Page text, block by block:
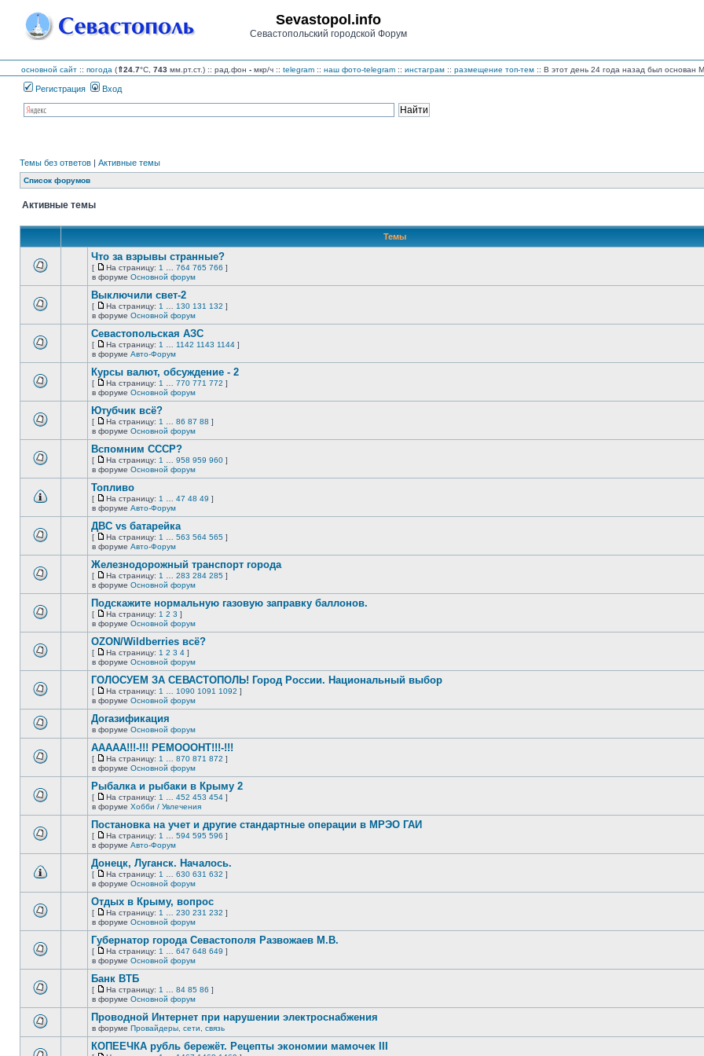
Sevastopol.info
Севастопольский городской Форум
основной сайт :: погода (⇑24.7°C, 743 мм.рт.ст.) :: рад.фон - мкр/ч :: telegram :: наш фото-telegram :: инстаграм :: размещение топ-тем :: В этот день 24 года назад был основан
Регистрация Вход
Темы без ответов | Активные темы
Список форумов
Активные темы
Темы
этой
непрочитанных
сообщений.
Что за взрывы странные?
[
На
страницу
На страницу: 1 764 765 766 ]
в форуме Основной форум
этой
непрочитанных
сообщений.
Выключили свет-2
[
На
страницу
На страницу: 1 130 131 132 ]
в форуме Основной форум
этой
непрочитанных
сообщений.
Севастопольская АЗС
[
На
страницу
На страницу: 1 1142 1143 1144 ]
в форуме Авто-Форум
этой
непрочитанных
сообщений.
Курсы валют, обсуждение - 2
[
На
страницу
На страницу: 1 770 771 772 ]
в форуме Основной форум
этой
непрочитанных
сообщений.
Ютубчик всё?
[
На
страницу
На страницу: 1 86 87 88 ]
в форуме Основной форум
этой
непрочитанных
сообщений.
Вспомним СССР?
[
На
страницу
На страницу: 1 958 959 960 ]
в форуме Основной форум
этой
непрочитанных
сообщений.
Топливо
[
На
страницу
На страницу: 1 47 48 49 ]
в форуме Авто-Форум
этой
непрочитанных
сообщений.
ДВС vs батарейка
[
На
страницу
На страницу: 1 563 564 565 ]
в форуме Авто-Форум
этой
непрочитанных
сообщений.
Железнодорожный транспорт города
[
На
страницу
На страницу: 1 283 284 285 ]
в форуме Основной форум
этой
непрочитанных
сообщений.
Подскажите нормальную газовую заправку баллонов.
[
На
страницу
На страницу: 1 2 3 ]
в форуме Основной форум
этой
непрочитанных
сообщений.
OZON/Wildberries всё?
[
На
страницу
На страницу: 1 2 3 4 ]
в форуме Основной форум
этой
непрочитанных
сообщений.
ГОЛОСУЕМ ЗА СЕВАСТОПОЛЬ! Город России. Национальный выбор
[
На
страницу
На страницу: 1 1090 1091 1092 ]
в форуме Основной форум
непрочитанных
сообщений.
Догазификация
в форуме Основной форум
этой
непрочитанных
сообщений.
ААААА!!!-!!! РЕМОООНТ!!!-!!!
[
На
страницу
На страницу: 1 870 871 872 ]
в форуме Основной форум
этой
непрочитанных
сообщений.
Рыбалка и рыбаки в Крыму 2
[
На
страницу
На страницу: 1 452 453 454 ]
в форуме Хобби / Увлечения
этой
непрочитанных
сообщений.
Постановка на учет и другие стандартные операции в МРЭО ГАИ
[
На
страницу
На страницу: 1 594 595 596 ]
в форуме Авто-Форум
этой
непрочитанных
сообщений.
Донецк, Луганск. Началось.
[
На
страницу
На страницу: 1 630 631 632 ]
в форуме Основной форум
этой
непрочитанных
сообщений.
Отдых в Крыму, вопрос
[
На
страницу
На страницу: 1 230 231 232 ]
в форуме Основной форум
этой
непрочитанных
сообщений.
Губернатор города Севастополя Развожаев М.В.
[
На
страницу
На страницу: 1 647 648 649 ]
в форуме Основной форум
этой
непрочитанных
сообщений.
Банк ВТБ
[
На
страницу
На страницу: 1 84 85 86 ]
в форуме Основной форум
Проводной Интернет при нарушении электроснабжения
в форуме Провайдеры, сети, связь
КОПЕЕЧКА рубль бережёт. Рецепты экономии мамочек III